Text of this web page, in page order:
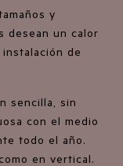
y
desean un calor
de
sencilla, sin
con el medio
todo el año.
en vertical.